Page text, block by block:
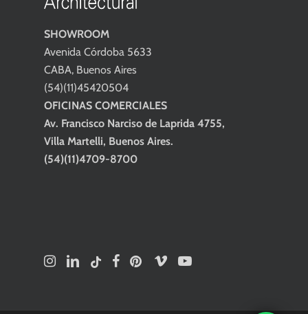
SHOWROOM
Avenida Córdoba 5633
CABA, Buenos Aires
(54)(11)45420504
OFICINAS COMERCIALES
Av. Francisco Narciso de Laprida 4755,
Villa Martelli, Buenos Aires.
(54)(11)4709-8700